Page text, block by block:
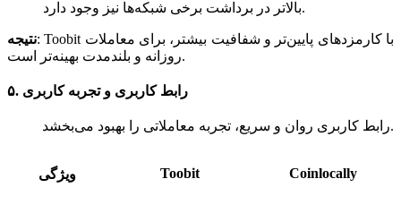
بالاتر در برداشت برخی شبکه‌ها نیز وجود دارد.
نتیجه: Toobit با کارمزدهای پایین‌تر و شفافیت بیشتر، برای معاملات
روزانه و بلندمدت بهینه‌تر است.
۵. رابط کاربری و تجربه کاربری
رابط کاربری روان و سریع، تجربه معاملاتی را بهبود می‌بخشد.
ویژگی Toobit Coinlocally